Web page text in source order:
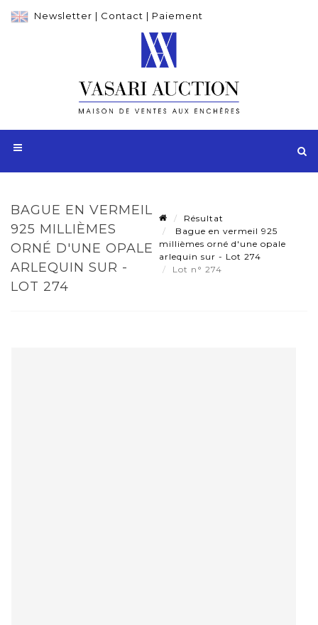
Newsletter | Contact | Paiement
BAGUE EN VERMEIL
925 MILLIÈMES
ORNÉ D'UNE OPALE
ARLEQUIN SUR -
LOT 274
Résultat
Bague en vermeil 925
millièmes orné d'une opale
arlequin sur - Lot 274
Lot n° 274